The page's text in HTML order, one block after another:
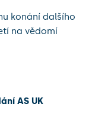
konání dalšího
na vědomí
AS UK